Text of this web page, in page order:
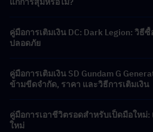
คู่มือการเติมเงิน DC: Dark Legion: วิธี
ปลอดภัย
คู่มือการเติมเงิน SD Gundam G
ข้ามขีดจำกัด, ราคา และวิธีการเติมเงิน
คู่มือการเอาชีวิตรอดสำหรับเป็ดมือให
ใหม่